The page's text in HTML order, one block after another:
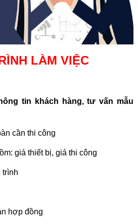
LÀM VIỆC
tin khách hàng, tư vấn mẫu
cần thi công
giá thiết bị, giá thi công
trình
hợp đồng